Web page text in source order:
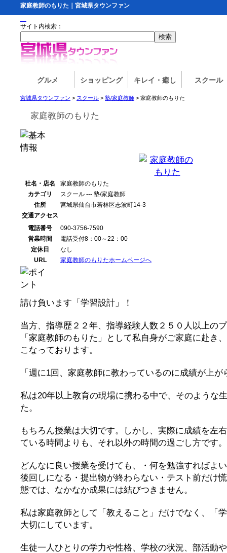
家庭教師のもりた｜宮城県タウンファン
サイト内検索：
グルメ ショッピング キレイ・癒し スクール
宮城県タウンファン > スクール > 塾/家庭教師 > 家庭教師のもりた
家庭教師のもりた
社名・店名
家庭教師のもりた
カテゴリ
スクール --- 塾/家庭教師
住所
宮城県仙台市若林区志波町14-3
交通アクセス
電話番号
090-3756-7590
営業時間
電話受付8：00～22：00
定休日
なし
URL
家庭教師のもりたホームページへ
請け負います「学習設計」！
当方、指導歴２２年、指導経験人数２５０人以上の
「家庭教師のもりた」として私自身がご家庭に赴き
こなっております。
「週に1回、家庭教師に教わっているのに成績が上が
私は20年以上教育の現場に携わる中で、そのような
た。
もちろん授業は大切です。しかし、実際に成績を左
ている時間よりも、それ以外の時間の過ごし方です。
どんなに良い授業を受けても、・何を勉強すればよ
後回しになる・提出物が終わらない・テスト前だけ
態では、なかなか成果には結びつきません。
私は家庭教師として「教えること」だけでなく、「
大切にしています。
生徒一人ひとりの学力や性格、学校の状況、部活動